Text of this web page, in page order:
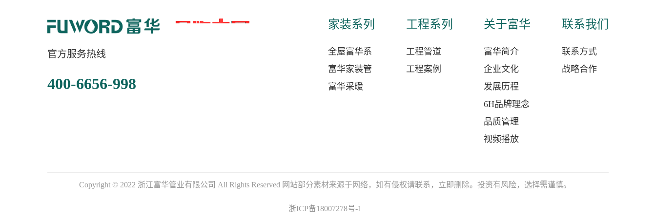
官方服务热线
400-6656-998
家装系列
全屋富华系
富华家装管
富华采暖
工程系列
工程管道
工程案例
关于富华
富华简介
企业文化
发展历程
6H品牌理念
品质管理
视频播放
联系我们
联系方式
战略合作
Copyright © 2022 浙江富华管业有限公司 All Rights Reserved 网站部分素材来源于网络，如有侵权请联系，立即删除。投资有风险，选择需谨慎。
浙ICP备18007278号-1